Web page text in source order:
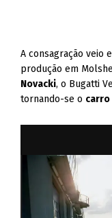
A consagração veio
produção em
Novacki, o Bugatti
tornando-se o carro